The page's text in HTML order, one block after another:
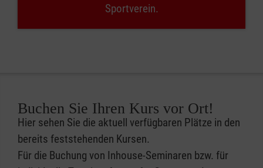
Sportverein.
Buchen Sie Ihren Kurs vor Ort!
Hier sehen Sie die aktuell verfügbaren Plätze in den
bereits feststehenden Kursen.
Für die Buchung von Inhouse-Seminaren bzw. für